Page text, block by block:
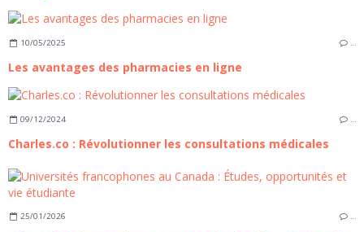
10/05/2025 …
Les avantages des pharmacies en ligne
09/12/2024 …
Charles.co : Révolutionner les consultations médicales
25/01/2026 …